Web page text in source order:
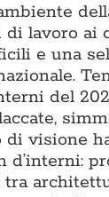
di lavoro
e una
del
visione
d’interni:
tra